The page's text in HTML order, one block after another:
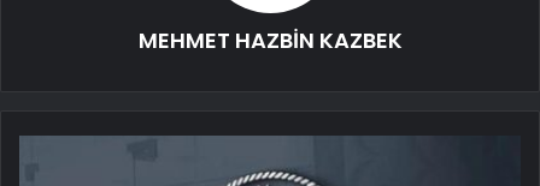
MEHMET HAZBİN KAZBEK